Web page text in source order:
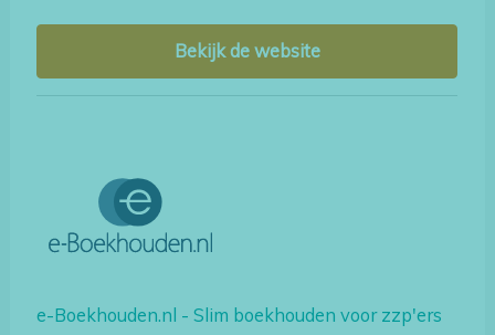
Bekijk de website
e-Boekhouden.nl - Slim boekhouden voor zzp'ers